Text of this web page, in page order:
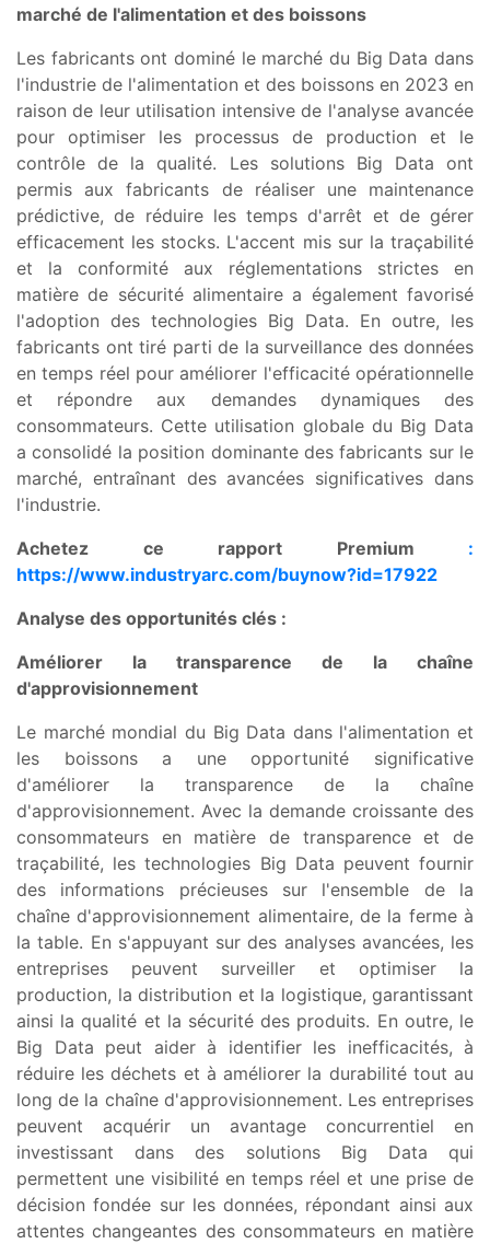
marché de l'alimentation et des boissons
Les fabricants ont dominé le marché du Big Data dans
l'industrie de l'alimentation et des boissons en 2023 en
raison de leur utilisation intensive de l'analyse avancée
pour optimiser les processus de production et le
contrôle de la qualité. Les solutions Big Data ont
permis aux fabricants de réaliser une maintenance
prédictive, de réduire les temps d'arrêt et de gérer
efficacement les stocks. L'accent mis sur la traçabilité
et la conformité aux réglementations strictes en
matière de sécurité alimentaire a également favorisé
l'adoption des technologies Big Data. En outre, les
fabricants ont tiré parti de la surveillance des données
en temps réel pour améliorer l'efficacité opérationnelle
et répondre aux demandes dynamiques des
consommateurs. Cette utilisation globale du Big Data
a consolidé la position dominante des fabricants sur le
marché, entraînant des avancées significatives dans
l'industrie.
Achetez ce rapport Premium :
https://www.industryarc.com/buynow?id=17922
Analyse des opportunités clés :
Améliorer la transparence de la chaîne
d'approvisionnement
Le marché mondial du Big Data dans l'alimentation et
les boissons a une opportunité significative
d'améliorer la transparence de la chaîne
d'approvisionnement. Avec la demande croissante des
consommateurs en matière de transparence et de
traçabilité, les technologies Big Data peuvent fournir
des informations précieuses sur l'ensemble de la
chaîne d'approvisionnement alimentaire, de la ferme à
la table. En s'appuyant sur des analyses avancées, les
entreprises peuvent surveiller et optimiser la
production, la distribution et la logistique, garantissant
ainsi la qualité et la sécurité des produits. En outre, le
Big Data peut aider à identifier les inefficacités, à
réduire les déchets et à améliorer la durabilité tout au
long de la chaîne d'approvisionnement. Les entreprises
peuvent acquérir un avantage concurrentiel en
investissant dans des solutions Big Data qui
permettent une visibilité en temps réel et une prise de
décision fondée sur les données, répondant ainsi aux
attentes changeantes des consommateurs en matière